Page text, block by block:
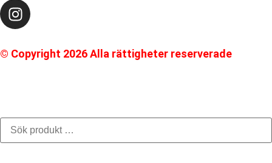
© Copyright 2026 Alla rättigheter reserverade